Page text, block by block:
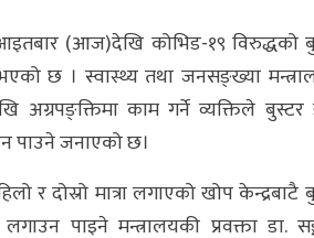
(आज)देखि कोभिड-१९ विरुद्धको
छ । स्वास्थ्य तथा जनसङ्ख्या
अग्रपङ्क्तिमा काम गर्ने व्यक्तिले
पाउने जनाएको छ।
र दोस्रो मात्रा लगाएको खोप केन्द्रबाटै
पाइने मन्त्रालयकी प्रवक्ता डा.